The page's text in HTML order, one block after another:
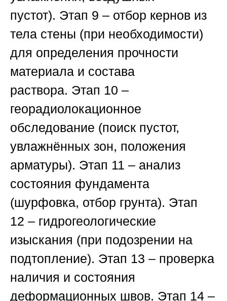
пустот). Этап 9 – отбор кернов из
тела стены (при необходимости)
для определения прочности
материала и состава
раствора. Этап 10 –
георадиолокационное
обследование (поиск пустот,
увлажнённых зон, положения
арматуры). Этап 11 – анализ
состояния фундамента
(шурфовка, отбор грунта). Этап
12 – гидрогеологические
изыскания (при подозрении на
подтопление). Этап 13 – проверка
наличия и состояния
деформационных швов. Этап 14 –